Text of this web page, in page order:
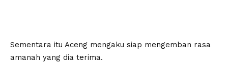
Sementara itu Aceng mengaku siap mengemban rasa
amanah yang dia terima.